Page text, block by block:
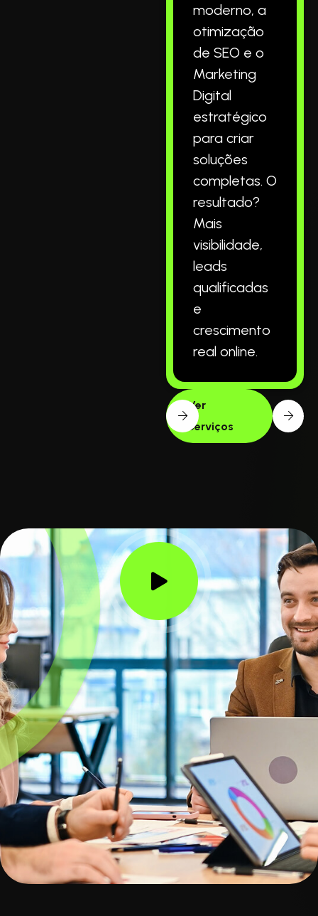
moderno, a
otimização
de SEO e o
Marketing
Digital
estratégico
para criar
soluções
completas. O
resultado?
Mais
visibilidade,
leads
qualificadas
e
crescimento
real online.
Ver
Serviços